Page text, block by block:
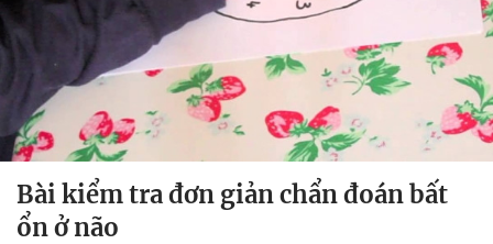
Bài kiểm tra đơn giản chẩn đoán bất
ổn ở não